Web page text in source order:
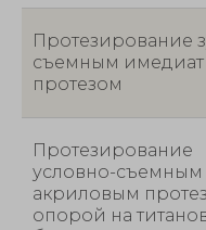
Протезирование
съемным имедиат
протезом
Протезирование
условно-съемным
акриловым
опорой на